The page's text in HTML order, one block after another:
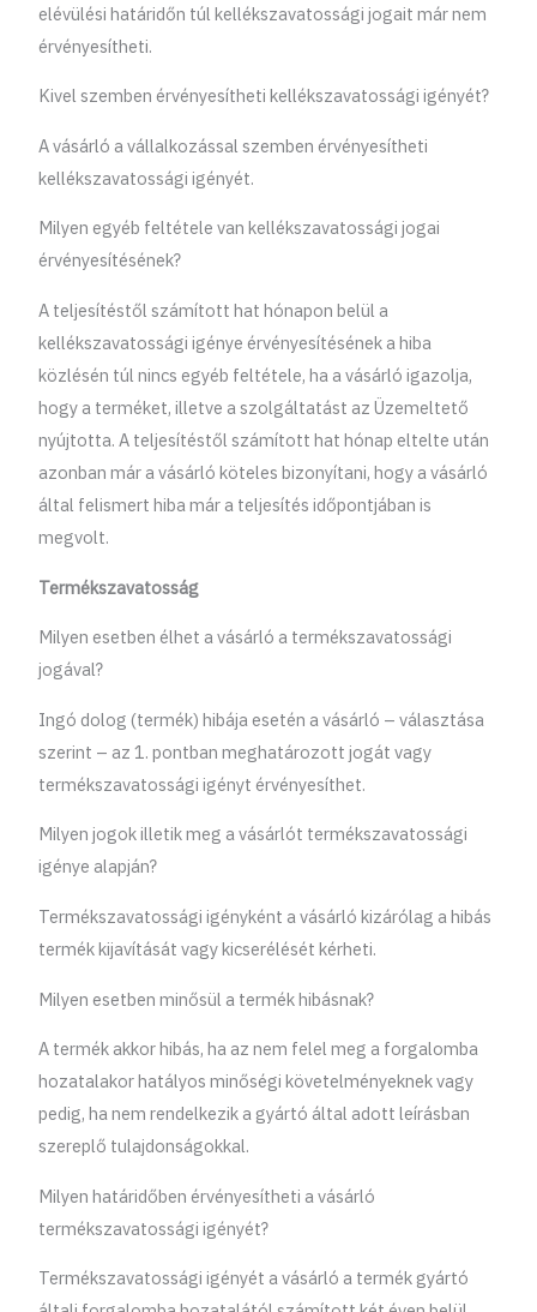
elévülési határidőn túl kellékszavatossági jogait már nem
érvényesítheti.
Kivel szemben érvényesítheti kellékszavatossági igényét?
A vásárló a vállalkozással szemben érvényesítheti
kellékszavatossági igényét.
Milyen egyéb feltétele van kellékszavatossági jogai
érvényesítésének?
A teljesítéstől számított hat hónapon belül a
kellékszavatossági igénye érvényesítésének a hiba
közlésén túl nincs egyéb feltétele, ha a vásárló igazolja,
hogy a terméket, illetve a szolgáltatást az Üzemeltető
nyújtotta. A teljesítéstől számított hat hónap eltelte után
azonban már a vásárló köteles bizonyítani, hogy a vásárló
által felismert hiba már a teljesítés időpontjában is
megvolt.
Termékszavatosság
Milyen esetben élhet a vásárló a termékszavatossági
jogával?
Ingó dolog (termék) hibája esetén a vásárló – választása
szerint – az 1. pontban meghatározott jogát vagy
termékszavatossági igényt érvényesíthet.
Milyen jogok illetik meg a vásárlót termékszavatossági
igénye alapján?
Termékszavatossági igényként a vásárló kizárólag a hibás
termék kijavítását vagy kicserélését kérheti.
Milyen esetben minősül a termék hibásnak?
A termék akkor hibás, ha az nem felel meg a forgalomba
hozatalakor hatályos minőségi követelményeknek vagy
pedig, ha nem rendelkezik a gyártó által adott leírásban
szereplő tulajdonságokkal.
Milyen határidőben érvényesítheti a vásárló
termékszavatossági igényét?
Termékszavatossági igényét a vásárló a termék gyártó